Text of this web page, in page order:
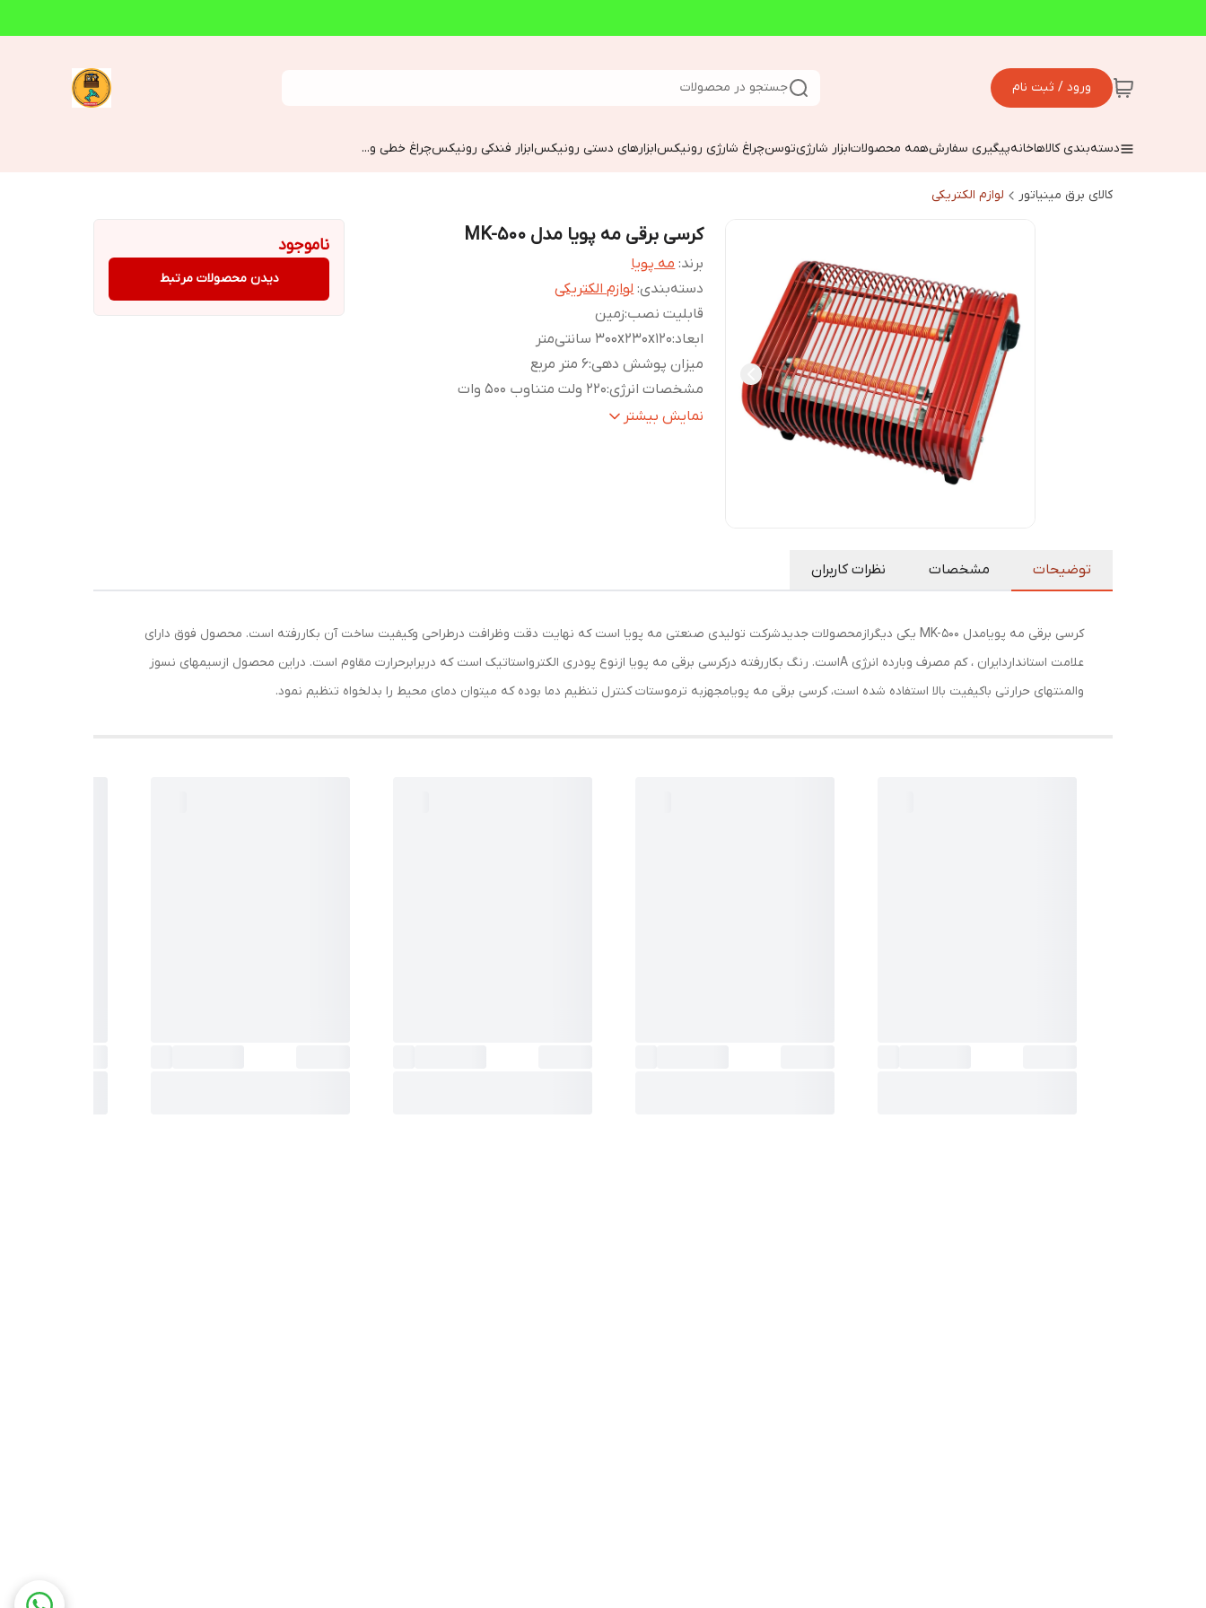
ورود / ثبت نام جستجو در محصولات
دسته‌بندی کالاهاخانهپیگیری سفارشهمه محصولاتابزار شارژیتوسنچراغ شارژی رونیکسابزارهای دستی رونیکسابزار فندکی رونیکسچراغ خطی و...
کالای برق مینیاتور لوازم الکتریکی
کرسی برقی مه پویا مدل MK-500
برند: مه پویا
دسته‌بندی:لوازم الکتریکی
قابلیت نصب:زمین
ابعاد:۳۰۰x۲۳۰x۱۲۰ سانتی‌متر
میزان پوشش دهی:6 متر مربع
مشخصات انرژی:۲۲۰ ولت متناوب ۵۰۰ وات
تنظیمات حرارت:دارد نمایش بیشتر
ناموجود
دیدن محصولات مرتبط
توضیحات مشخصات نظرات کاربران
کرسی برقی مه پویامدل MK-500 یکی دیگرازمحصولات جدیدشرکت تولیدی صنعتی مه پویا است که نهایت دقت وظرافت درطراحی وکیفیت ساخت آن بکاررفته است. محصول فوق دارای
علامت استانداردایران ، کم مصرف وبارده انرژی Aاست. رنگ بکاررفته درکرسی برقی مه پویا ازنوع پودری الکترواستاتیک است که دربرابرحرارت مقاوم است. دراین محصول ازسیمهای نسوز
والمنتهای حرارتی باکیفیت بالا استفاده شده است، کرسی برقی مه پویامجهزبه ترموستات کنترل تنظیم دما بوده که میتوان دمای محیط را بدلخواه تنظیم نمود.